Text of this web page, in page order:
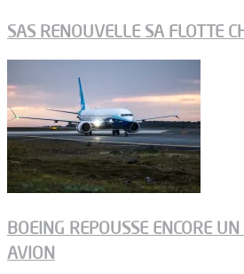
SAS RENOUVELLE SA FLOTTE
BOEING REPOUSSE ENCORE
AVION